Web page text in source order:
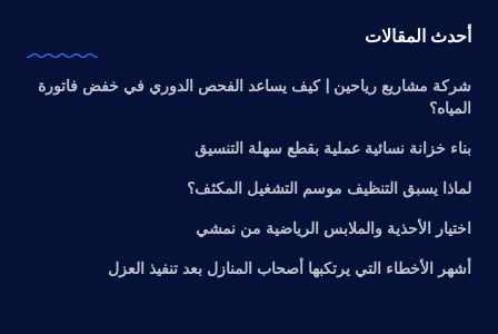
أحدث المقالات
شركة مشاريع رياحين | كيف يساعد الفحص الدوري في خفض فاتورة
المياه؟
بناء خزانة نسائية عملية بقطع سهلة التنسيق
لماذا يسبق التنظيف موسم التشغيل المكثف؟
اختيار الأحذية والملابس الرياضية من نمشي
أشهر الأخطاء التي يرتكبها أصحاب المنازل بعد تنفيذ العزل